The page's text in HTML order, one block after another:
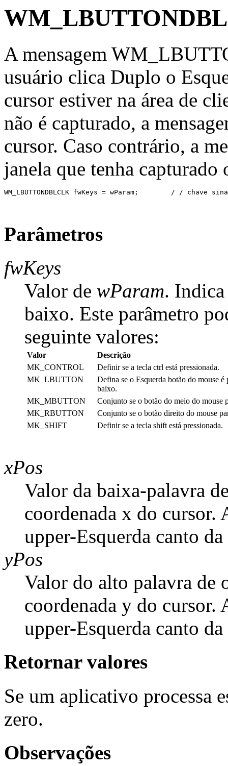
A mensagem
usuário clica Duplo o
cursor estiver na área de
não é capturado, a
cursor. Caso contrário, a
janela que tenha capturado
WM_LBUTTONDBLCLK fwKeys = wParam;        / /
Parâmetros
fwKeys
Valor de wParam. Indica
baixo. Este parâmetro
seguinte valores:
Valor
Descrição
MK_CONTROL
Definir se a tecla ctrl está pressionada.
MK_LBUTTON
Defina se o Esquerda botão do mouse é
baixo.
MK_MBUTTON
Conjunto se o botão do meio do mouse
MK_RBUTTON
Conjunto se o botão direito do mouse
MK_SHIFT
Definir se a tecla shift está pressionada.
xPos
Valor da baixa-palavra
coordenada x do cursor.
upper-Esquerda canto
yPos
Valor do alto palavra de
coordenada y do cursor.
upper-Esquerda canto
Retornar valores
Se um aplicativo processa
zero.
Observações